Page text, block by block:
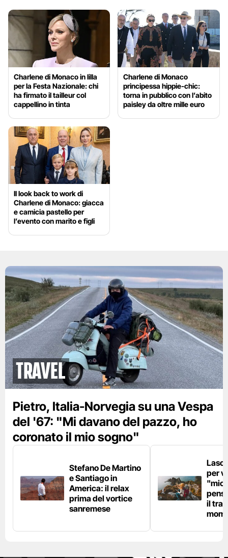
Charlene di Monaco in lilla
per la Festa Nazionale: chi
ha firmato il tailleur col
cappellino in tinta
Charlene di Monaco
principessa hippie-chic:
torna in pubblico con l’abito
paisley da oltre mille euro
Il look back to work di
Charlene di Monaco: giacca
e camicia pastello per
l’evento con marito e figli
Travel
Pietro, Italia-Norvegia su una Vespa
del '67: "Mi davano del pazzo, ho
coronato il mio sogno"
Stefano De Martino
e Santiago in
America: il relax
prima del vortice
sanremese
per
il